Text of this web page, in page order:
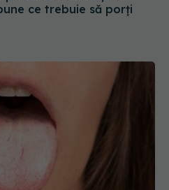
ce trebuie să porți